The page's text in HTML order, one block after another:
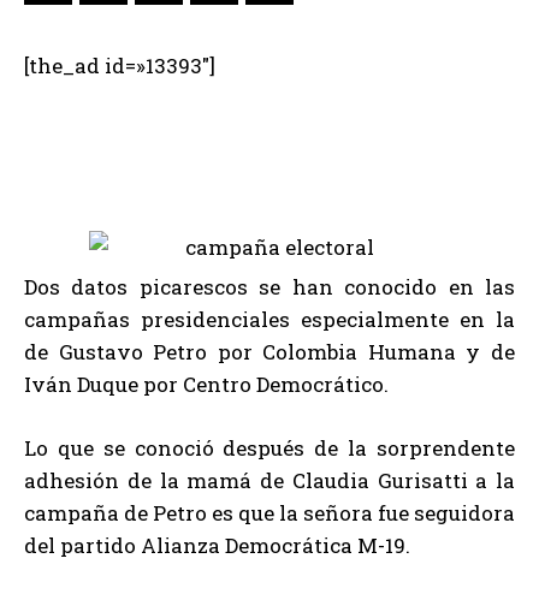
[the_ad id=»13393″]
Dos datos picarescos se han conocido en las
campañas presidenciales especialmente en la
de Gustavo Petro por Colombia Humana y de
Iván Duque por Centro Democrático.
Lo que se conoció después de la sorprendente
adhesión de la mamá de Claudia Gurisatti a la
campaña de Petro es que la señora fue seguidora
del partido Alianza Democrática M-19.